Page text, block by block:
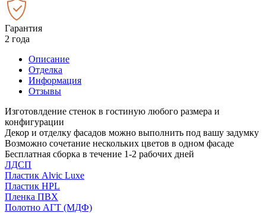
Гарантия
2 года
Описание
Отделка
Информация
Отзывы
Изготовлдение стенок в гостиную любого размера и
конфигурации
Декор и отделку фасадов можно выполнить под вашу задумку
Возможно сочетание нескольких цветов в одном фасаде
Бесплатная сборка в течение 1-2 рабочих дней
ЛДСП
Пластик Alvic Luxe
Пластик HPL
Пленка ПВХ
Полотно АГТ (МДФ)